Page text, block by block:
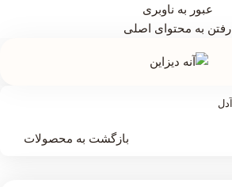
عبور به ناوبری
رفتن به محتوای اصلی
آدل
بازگشت به محصولات